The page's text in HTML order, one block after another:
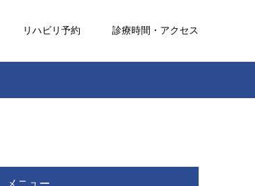
リハビリ予約 診療時間・アクセス
メニュー